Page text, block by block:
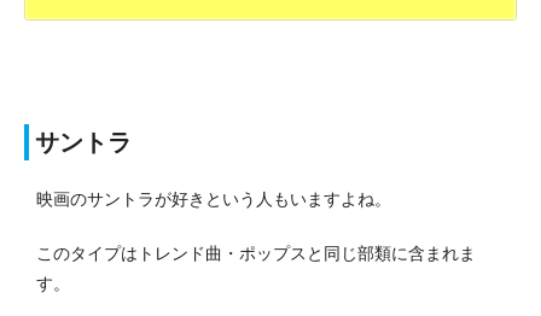
サントラ
映画のサントラが好きという人もいますよね。
このタイプはトレンド曲・ポップスと同じ部類に含まれま
す。